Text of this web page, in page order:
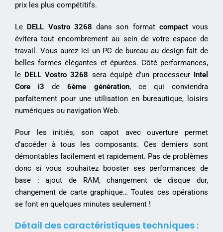
prix les plus compétitifs.
Le DELL Vostro 3268 dans son formatcompactvous
évitera tout encombrement au sein de votre espace de
travail. Vous aurez ici un PC de bureau au design fait de
belles formes élégantes et épurées. Côté performances,
le DELL Vostro 3268 sera équipé d’un processeur Intel
Core i3 de 6ème génération, ce qui conviendra
parfaitement pour une utilisation en bureautique, loisirs
numériques ou navigation Web.
Pour les initiés, son capot avec ouverture permet
d’accéder à tous les composants. Ces derniers sont
démontables facilement et rapidement. Pas de problèmes
donc si vous souhaitez booster ses performances de
base : ajout de RAM, changement de disque dur,
changement de carte graphique… Toutes ces opérations
se font en quelques minutes seulement !
Détail des caractéristiques techniques :